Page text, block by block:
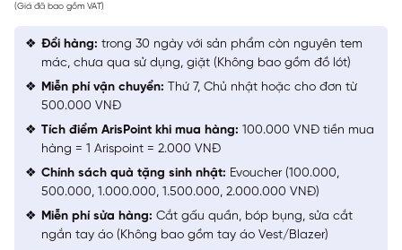
(Giá đã bao gồm VAT)
Đổi hàng: trong 30 ngày với sản phẩm còn nguyên tem
mác, chưa qua sử dụng, giặt (Không bao gồm đồ lót)
Miễn phí vận chuyển: Thứ 7, Chủ nhật hoặc cho đơn từ
500.000 VNĐ
Tích điểm ArisPoint khi mua hàng: 100.000 VNĐ tiền mua
hàng = 1 Arispoint = 2.000 VNĐ
Chính sách quà tặng sinh nhật: Evoucher (100.000,
500.000, 1.000.000, 1.500.000, 2.000.000 VNĐ)
Miễn phí sửa hàng: Cắt gấu quần, bóp bụng, sửa cắt
ngắn tay áo (Không bao gồm tay áo Vest/Blazer)